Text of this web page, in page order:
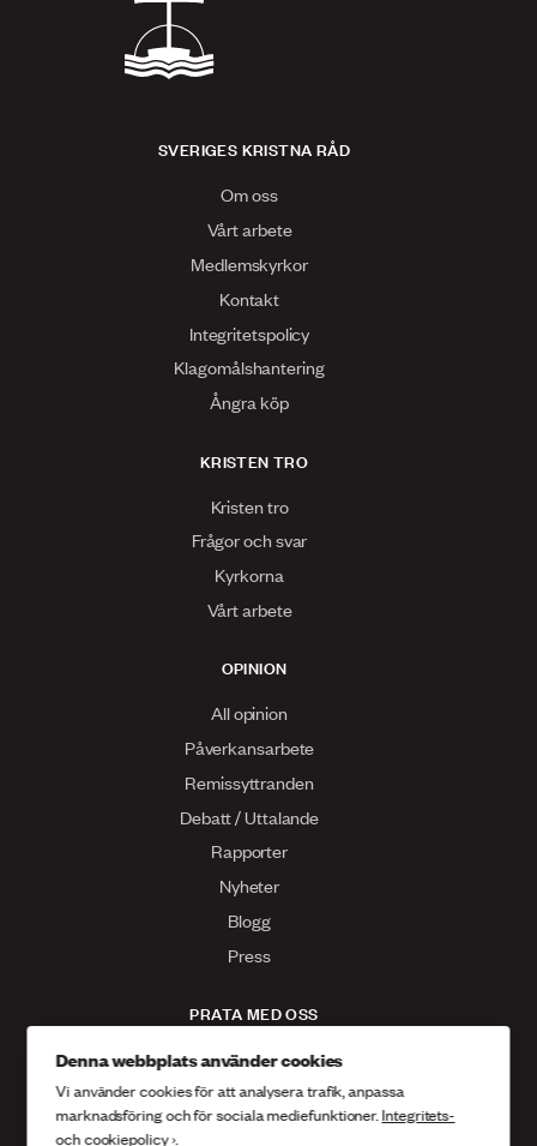
SVERIGES KRISTNA RÅD
Om oss
Vårt arbete
Medlemskyrkor
Kontakt
Integritetspolicy
Klagomålshantering
Ångra köp
KRISTEN TRO
Kristen tro
Frågor och svar
Kyrkorna
Vårt arbete
OPINION
All opinion
Påverkansarbete
Remissyttranden
Debatt / Uttalande
Rapporter
Nyheter
Blogg
Press
PRATA MED OSS
Kontakta oss
Facebook
Twitter
Denna webbplats använder cookies
Vi använder cookies för att analysera trafik, anpassa
marknadsföring och för sociala mediefunktioner.Integritets-
och cookiepolicy ›.